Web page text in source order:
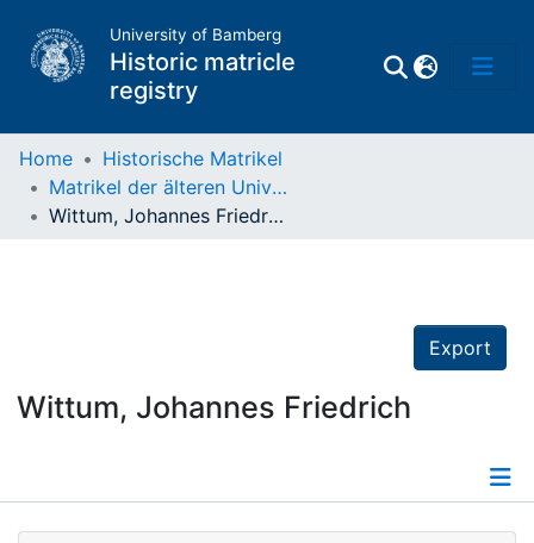
University of Bamberg
Historic matricle
registry
Matrikel
Home
Historische Matrikel
Matrikel der älteren Universität
Wittum, Johannes Friedrich
Export
Wittum, Johannes Friedrich
Details